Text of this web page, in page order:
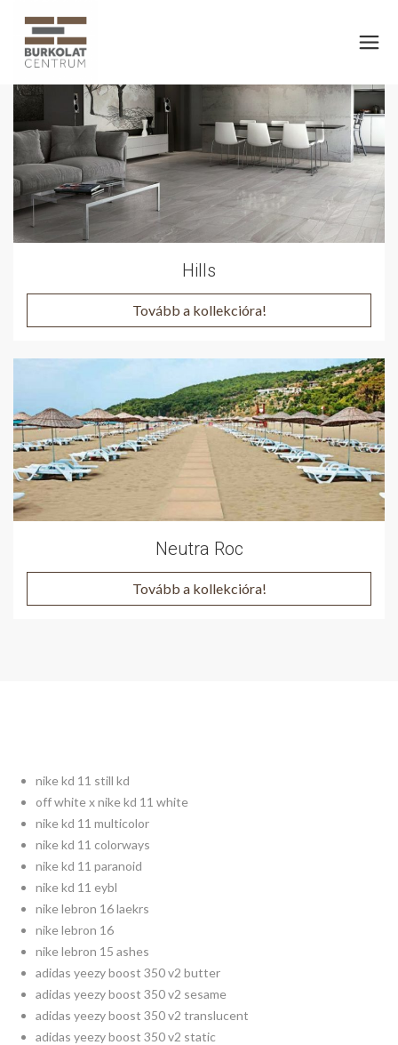
Hills
Tovább a kollekcióra!
Neutra Roc
Tovább a kollekcióra!
nike kd 11 still kd
off white x nike kd 11 white
nike kd 11 multicolor
nike kd 11 colorways
nike kd 11 paranoid
nike kd 11 eybl
nike lebron 16 laekrs
nike lebron 16
nike lebron 15 ashes
adidas yeezy boost 350 v2 butter
adidas yeezy boost 350 v2 sesame
adidas yeezy boost 350 v2 translucent
adidas yeezy boost 350 v2 static